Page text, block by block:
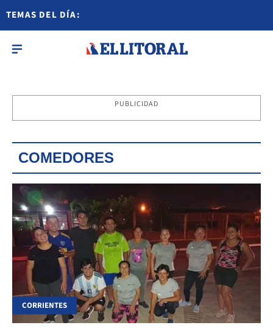
TEMAS DEL DÍA:
PUBLICIDAD
COMEDORES
CORRIENTES